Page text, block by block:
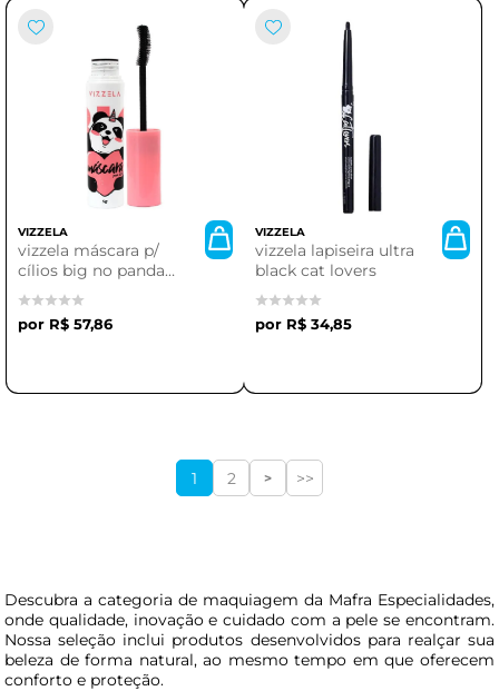
VIZZELA
vizzela máscara p/
cílios big no panda
volume preta
R$ 57,86
VIZZELA
vizzela lapiseira ultra
black cat lovers
R$ 34,85
1 2 > >>
Descubra a categoria de maquiagem da Mafra Especialidades,
onde qualidade, inovação e cuidado com a pele se encontram.
Nossa seleção inclui produtos desenvolvidos para realçar sua
beleza de forma natural, ao mesmo tempo em que oferecem
conforto e proteção.